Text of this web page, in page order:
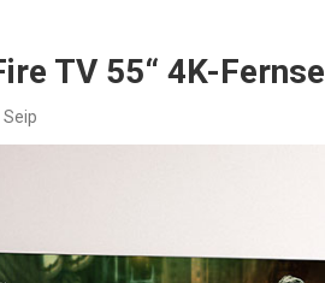
TV 55“ 4K-